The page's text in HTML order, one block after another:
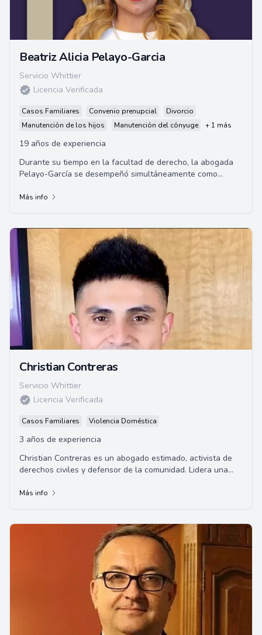
Beatriz Alicia Pelayo-Garcia
Servicio Whittier
Licencia Verificada
Casos Familiares Convenio prenupcial
Divorcio
Manutención de los hijos
Manutención del cónyuge + 1 más
19 años de experiencia
Durante su tiempo en la facultad de derecho, la abogada
Pelayo-García se desempeñó simultáneamente como
Más info
Christian Contreras
Servicio Whittier
Licencia Verificada
Casos Familiares Violencia Doméstica
3 años de experiencia
Christian Contreras es un abogado estimado, activista de
derechos civiles y defensor de la comunidad. Lidera una
Más info